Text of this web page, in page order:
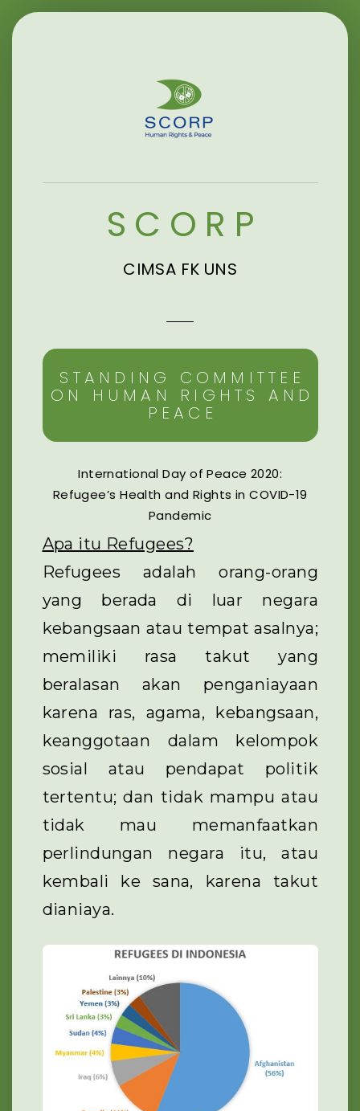
SCORP
CIMSA FK UNS
STANDING COMMITTEE
ON HUMAN RIGHTS AND
PEACE
International Day of Peace 2020:
Refugee’s Health and Rights in COVID-19
Pandemic
Apa itu Refugees?
Refugees adalah orang-orang
yang berada di luar negara
kebangsaan atau tempat asalnya;
memiliki rasa takut yang
beralasan akan penganiayaan
karena ras, agama, kebangsaan,
keanggotaan dalam kelompok
sosial atau pendapat politik
tertentu; dan tidak mampu atau
tidak mau memanfaatkan
perlindungan negara itu, atau
kembali ke sana, karena takut
dianiaya.